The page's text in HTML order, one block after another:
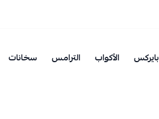
بايركس الأكواب الترامس
سخانات